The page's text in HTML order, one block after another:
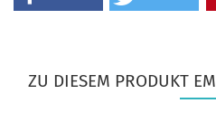
ZU DIESEM PRODUKT